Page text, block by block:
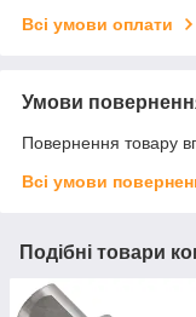
Всі умови оплати
Умови
Повернення товару
Всі умови
Подібні товари